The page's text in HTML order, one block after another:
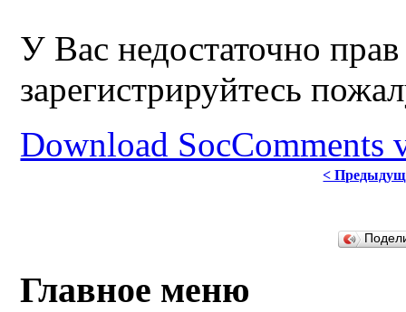
У Вас недостаточно
зарегистрируйтесь
Download SocComments
<
Главное меню